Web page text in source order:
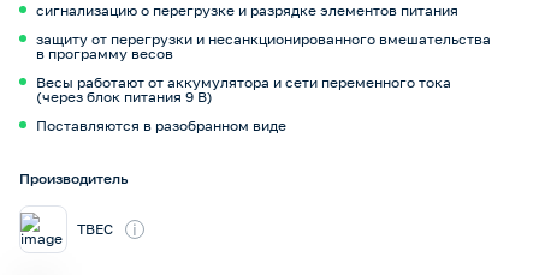
сигнализацию о перегрузке и разрядке элементов питания
защиту от перегрузки и несанкционированного вмешательства
в программу весов
Весы работают от аккумулятора и сети переменного тока
(через блок питания 9 В)
Поставляются в разобранном виде
Производитель
ТВЕС i